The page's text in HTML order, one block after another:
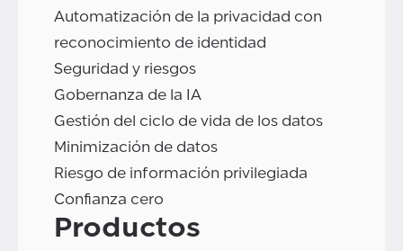
Automatización de la privacidad con
reconocimiento de identidad
Seguridad y riesgos
Gobernanza de la IA
Gestión del ciclo de vida de los datos
Minimización de datos
Riesgo de información privilegiada
Confianza cero
Productos